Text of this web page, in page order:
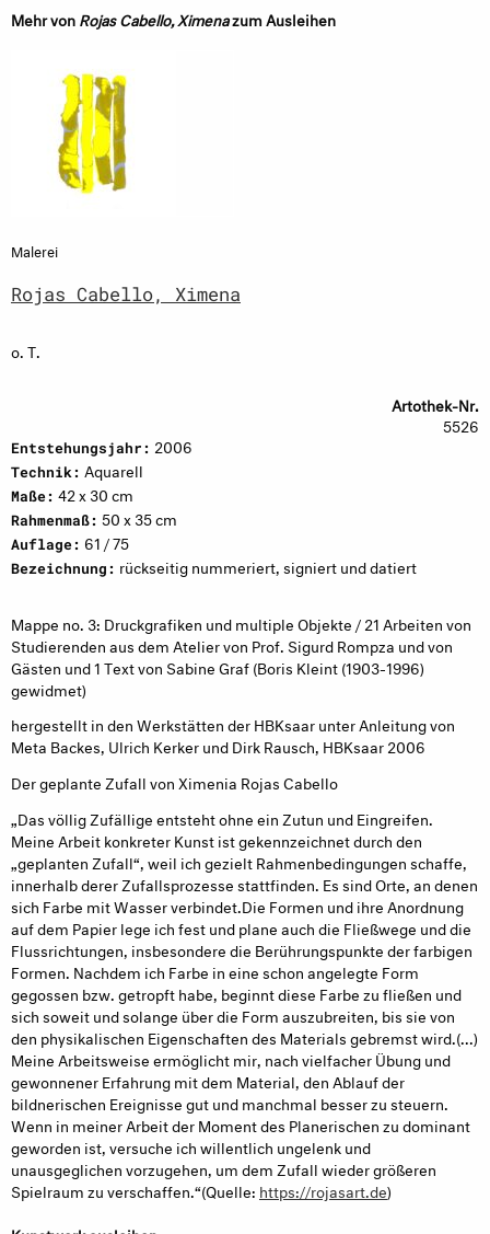
Mehr vonRojas Cabello, Ximenazum Ausleihen
Malerei
Rojas Cabello, Ximena
o. T.
Artothek-Nr.
5526
Entstehungsjahr: 2006
Technik: Aquarell
Maße: 42 x 30 cm
Rahmenmaß: 50 x 35 cm
Auflage: 61 / 75
Bezeichnung: rückseitig nummeriert, signiert und datiert
Mappe no. 3: Druckgrafiken und multiple Objekte / 21 Arbeiten von
Studierenden aus dem Atelier von Prof. Sigurd Rompza und von
Gästen und 1 Text von Sabine Graf (Boris Kleint (1903-1996)
gewidmet)
hergestellt in den Werkstätten der HBKsaar unter Anleitung von
Meta Backes, Ulrich Kerker und Dirk Rausch, HBKsaar 2006
Der geplante Zufall von Ximenia Rojas Cabello
„Das völlig Zufällige entsteht ohne ein Zutun und Eingreifen.
Meine Arbeit konkreter Kunst ist gekennzeichnet durch den
„geplanten Zufall“, weil ich gezielt Rahmenbedingungen schaffe,
innerhalb derer Zufallsprozesse stattfinden. Es sind Orte, an denen
sich Farbe mit Wasser verbindet.Die Formen und ihre Anordnung
auf dem Papier lege ich fest und plane auch die Fließwege und die
Flussrichtungen, insbesondere die Berührungspunkte der farbigen
Formen. Nachdem ich Farbe in eine schon angelegte Form
gegossen bzw. getropft habe, beginnt diese Farbe zu fließen und
sich soweit und solange über die Form auszubreiten, bis sie von
den physikalischen Eigenschaften des Materials gebremst wird.(...)
Meine Arbeitsweise ermöglicht mir, nach vielfacher Übung und
gewonnener Erfahrung mit dem Material, den Ablauf der
bildnerischen Ereignisse gut und manchmal besser zu steuern.
Wenn in meiner Arbeit der Moment des Planerischen zu dominant
geworden ist, versuche ich willentlich ungelenk und
unausgeglichen vorzugehen, um dem Zufall wieder größeren
Spielraum zu verschaffen.“(Quelle: https://rojasart.de)